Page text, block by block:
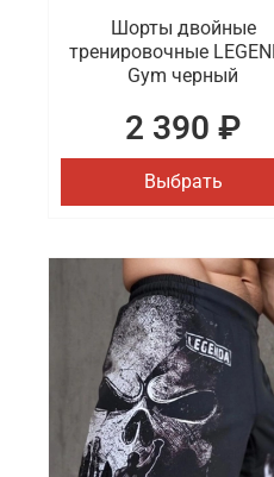
Шорты двойные
тренировочные
Gym черный
2 390 ₽
Выбрать